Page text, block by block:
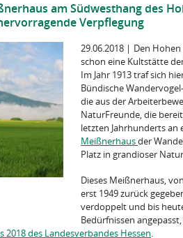
am Südwesthang des
Verpflegung
29.06.2018 | Den
schon eine Kultstätte
Im Jahr 1913 traf sich
Bündische
die aus der
NaturFreunde, die
letzten Jahrhunderts an
Meißnerhausder
Platz in grandioser
Dieses Meißnerhaus,
erst 1949 zurück
verdoppelt und bis
Bedürfnissen
2018 des Landesverbandes Hessen.